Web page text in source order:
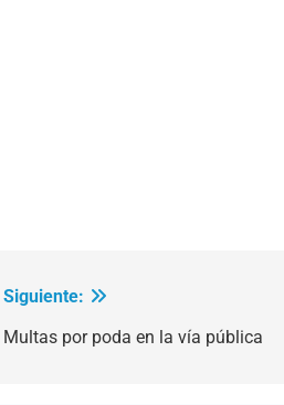
Siguiente:
Multas por poda en la vía pública